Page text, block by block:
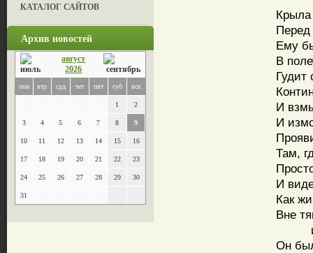
КАТАЛОГ САЙТОВ
Архив новостей
август
2026
пон втр срд чет пят суб вск
1 2
3 4 5 6 7 8 9
10 11 12 13 14 15 16
17 18 19 20 21 22 23
24 25 26 27 28 29 30
31
Перед
Ему
В
Гудит
И
И
Там,
И
Как
Вне
и
Он